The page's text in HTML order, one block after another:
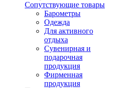
Сопутствующие товары
Барометры
Одежда
Для активного
отдыха
Сувенирная и
подарочная
продукция
Фирменная
продукция